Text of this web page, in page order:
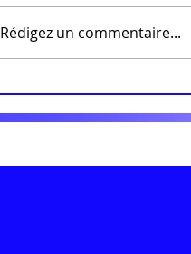
présentés au
Rédigez un commentaire...